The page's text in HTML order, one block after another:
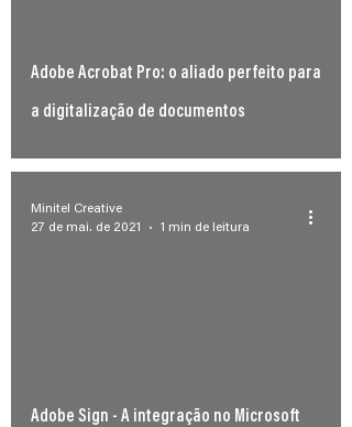
Adobe Acrobat Pro: o aliado perfeito para
a digitalização de documentos
Adobe Sign - A integração no Microsoft
Minitel Creative
27 de mai. de 2021
1 min de leitura